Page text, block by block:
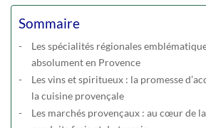
Sommaire
Les spécialités régionales
absolument en Provence
Les vins et spiritueux : la promesse
la cuisine provençale
Les marchés provençaux : au cœur de